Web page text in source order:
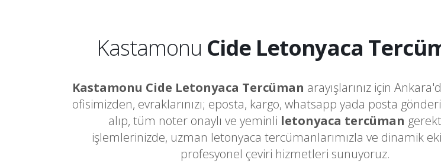
Kastamonu Cide Letonyaca
Kastamonu Cide Letonyaca Tercüman arayışlarınız için
ofisimizden, evraklarınızı; eposta, kargo, whatsapp yada posta
alıp, tüm noter onaylı ve yeminli letonyaca tercüman
işlemlerinizde, uzman letonyaca tercümanlarımızla ve dinamik
profesyonel çeviri hizmetleri sunuyoruz.